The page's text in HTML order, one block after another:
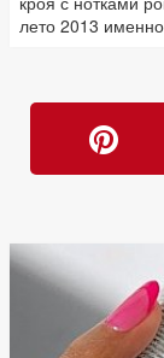
лето 2013